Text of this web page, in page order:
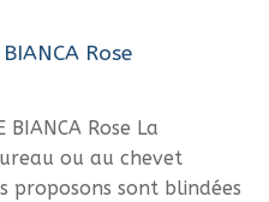
Rose
BIANCA Rose La
ou au chevet
proposons sont blindées